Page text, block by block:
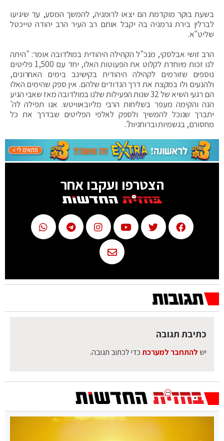
בשעת בוקר מוקדמת הם יצאו לרומניה, להמשך המסע, עד שיגיעו
לברלין בירת גרמניה בה יקבל אותם רב העיר הרב יהודה טייכטל
שליט"א.
הרב זושי אבלסקי, מנכ"ל הקהילה היהודית במולדובה אומר: "היתה
לנו זכות מיוחדת לקלוט את הפעוטות האלו, יחד עם 1,500 פליטים
נוספים שזורמים לקהילה היהודית בקישינב בימים האחרונים,
ולהנעים ולו במקצת את דרך הנדודים שלהם. אין ספק שהימים האלו
הם רגעי השיא של 32 שנות הפעילות שלנו במולדובה מאז שאבי הגיע
הנה והקימה מעפר בשליחות הרבי מליובאוויטש. אנו תפילה לה'
יתברך שנוכל להמשיך ולספק לאלפי הפליטים שבדרך את כל
מחסורם, בגשמיות וברוחניות".
הצטרפו ועקבו אחר
כתיבת תגובה
יש להתחבר למערכתכדי לכתוב תגובה.